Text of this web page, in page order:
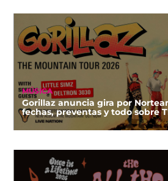
MÚSICA
Gorillaz anuncia gira por
fechas, preventas y todo sobre